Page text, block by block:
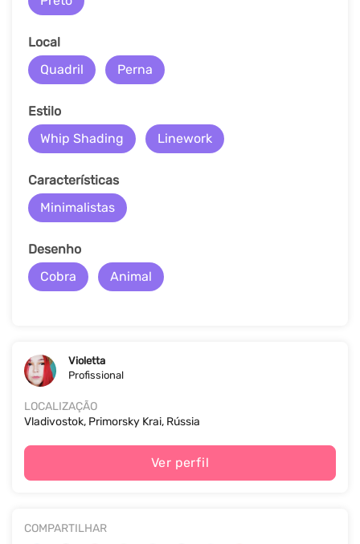
Local
Quadril
Perna
Estilo
Whip Shading
Linework
Características
Minimalistas
Desenho
Cobra
Animal
Violetta
Profissional
LOCALIZAÇÃO
Vladivostok, Primorsky Krai, Rússia
Ver perfil
COMPARTILHAR